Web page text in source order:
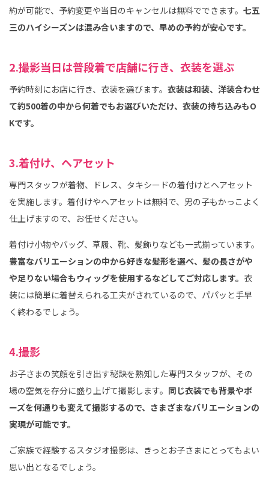
約が可能で、予約変更や当日のキャンセルは無料でできます。 七五
三のハイシーズンは混み合いますので、早めの予約が安心です。
2.撮影当日は普段着で店舗に行き、衣装を選ぶ
予約時刻にお店に行き、衣装を選びます。 衣装は和装、洋装合わせ
て約500着の中から何着でもお選びいただけ、衣装の持ち込みもO
Kです。
3.着付け、ヘアセット
専門スタッフが着物、ドレス、タキシードの着付けとヘアセット
を実施します。着付けやヘアセットは無料で、男の子もかっこよく
仕上げますので、お任せください。
着付け小物やバッグ、草履、靴、髪飾りなども一式揃っています。
豊富なバリエーションの中から好きな髪形を選べ、髪の長さがや
や足りない場合もウィッグを使用するなどしてご対応します。 衣
装には簡単に着替えられる工夫がされているので、パパッと手早
く終わるでしょう。
4.撮影
お子さまの笑顔を引き出す秘訣を熟知した専門スタッフが、その
場の空気を存分に盛り上げて撮影します。 同じ衣装でも背景やポ
ーズを何通りも変えて撮影するので、さまざまなバリエーションの
実現が可能です。
ご家族で経験するスタジオ撮影は、きっとお子さまにとってもよい
思い出となるでしょう。